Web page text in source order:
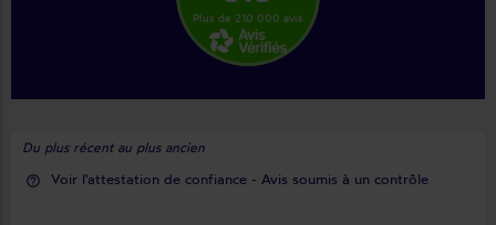
Plus de 210 000 avis
Du plus récent au plus ancien
help_outline Voir l'attestation de confiance - Avis soumis à un contrôle